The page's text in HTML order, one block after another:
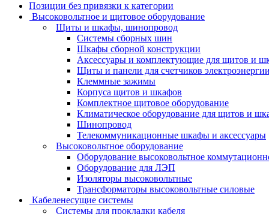
Позиции без привязки к категории
Высоковольтное и щитовое оборудование
Щиты и шкафы, шинопровод
Системы сборных шин
Шкафы сборной конструкции
Аксессуары и комплектующие для щитов и
Щиты и панели для счетчиков электроэнергии
Клеммные зажимы
Корпуса щитов и шкафов
Комплектное щитовое оборудование
Климатическое оборудование для щитов и
Шинопровод
Телекоммуникационные шкафы и аксессуары
Высоковольтное оборудование
Оборудование высоковольтное
Оборудование для ЛЭП
Изоляторы высоковольтные
Трансформаторы высоковольтные силовые
Кабеленесущие системы
Системы для прокладки кабеля